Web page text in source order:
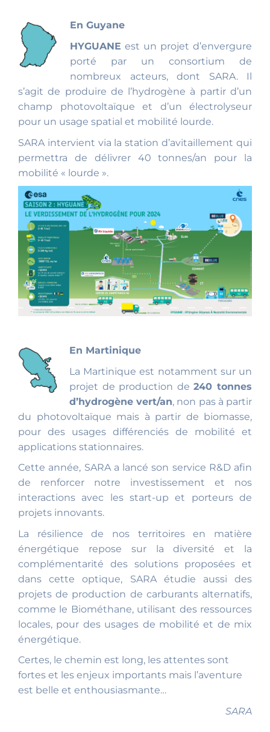
En Guyane
HYGUANE est un projet d’envergure
porté par un consortium de
nombreux acteurs, dont SARA. Il
s’agit de produire de l’hydrogène à partir d’un
champ photovoltaïque et d’un électrolyseur
pour un usage spatial et mobilité lourde.
SARA intervient via la station d’avitaillement qui
permettra de délivrer 40 tonnes/an pour la
mobilité « lourde ».
En Martinique
La Martinique est notamment sur un
projet de production de240 tonnes
d’hydrogène vert/an, non pas à partir
du photovoltaïque mais à partir de biomasse,
pour des usages différenciés de mobilité et
applications stationnaires.
Cette année, SARA a lancé son service R&D afin
de renforcer notre investissement et nos
interactions avec les start-up et porteurs de
projets innovants.
La résilience de nos territoires en matière
énergétique repose sur la diversité et la
complémentarité des solutions proposées et
dans cette optique, SARA étudie aussi des
projets de production de carburants alternatifs,
comme le Biométhane, utilisant des ressources
locales, pour des usages de mobilité et de mix
énergétique.
Certes, le chemin est long, les attentes sont
fortes et les enjeux importants mais l’aventure
est belle et enthousiasmante…
SARA